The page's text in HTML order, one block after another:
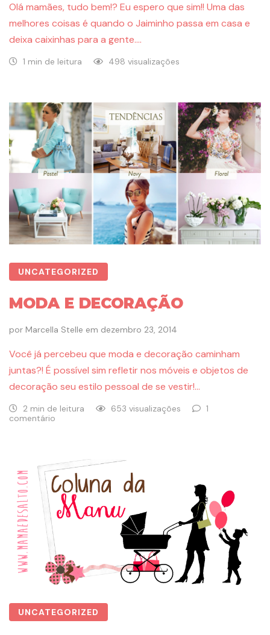
Olá mamães, tudo bem!? Eu espero que sim!! Uma das
melhores coisas é quando o Jaiminho passa em casa e
deixa caixinhas para a gente….
1 min de leitura 498 visualizações
UNCATEGORIZED
MODA E DECORAÇÃO
por Marcella Stelle em dezembro 23, 2014
Você já percebeu que moda e decoração caminham
juntas?! É possível sim refletir nos móveis e objetos de
decoração seu estilo pessoal de se vestir!…
2 min de leitura 653 visualizações
1
comentário
UNCATEGORIZED